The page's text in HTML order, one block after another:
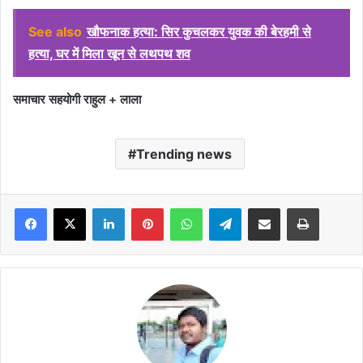
See also खौफनाक हत्या: सिर कुचलकर युवक की बेरहमी से
हत्या, घर में मिला खून से लथपथ शव
समाचार सहयोगी राहुल + लाला
Trending news
Facebook
X LinkedInPinterestWhatsAppTelegramShare via Email Print